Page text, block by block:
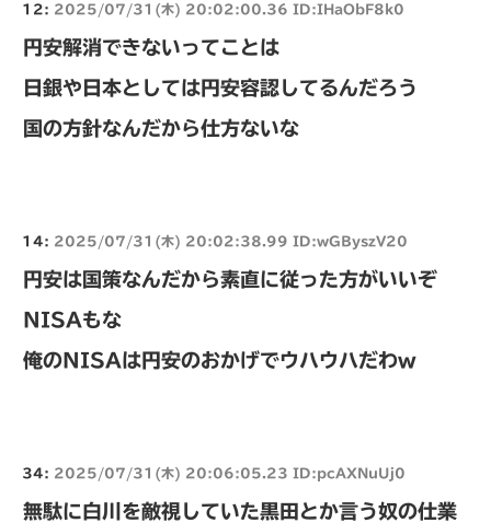
12: 2025/07/31(木) 20:02:00.36 ID:IHaObF8k0
円安解消できないってことは
日銀や日本としては円安容認してるんだろう
国の方針なんだから仕方ないな
14: 2025/07/31(木) 20:02:38.99 ID:wGByszV20
円安は国策なんだから素直に従った方がいいぞ
NISAもな
俺のNISAは円安のおかげでウハウハだわw
34: 2025/07/31(木) 20:06:05.23 ID:pcAXNuUj0
無駄に白川を敵視していた黒田とか言う奴の仕業